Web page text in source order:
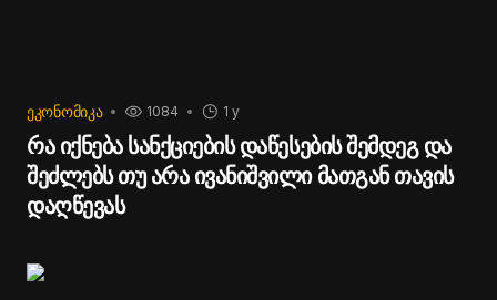
ᲔᲙᲝᲜᲝᲛᲘᲙᲐ 1 y
1084
რა იქნება სანქციების დაწესების შემდეგ და
შეძლებს თუ არა ივანიშვილი მათგან თავის
დაღწევას